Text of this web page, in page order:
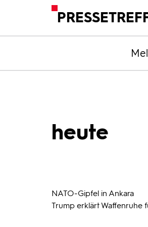
heute
NATO-Gipfel in Ankara
Trump erklärt Waffenruhe